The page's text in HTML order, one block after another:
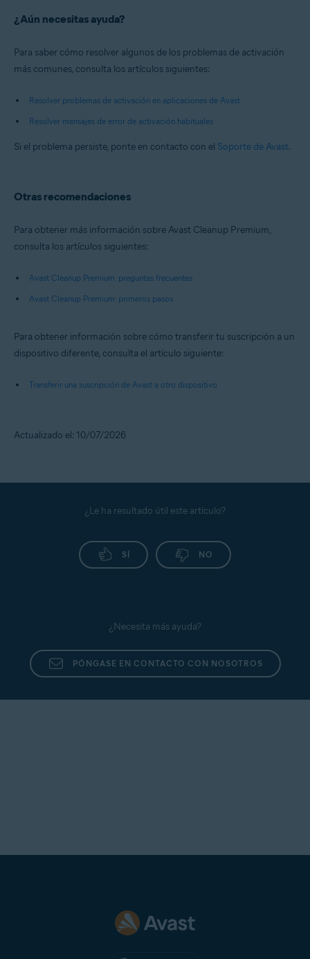
¿Aún necesitas ayuda?
Para saber cómo resolver algunos de los problemas de activación
más comunes, consulta los artículos siguientes:
Resolver problemas de activación en aplicaciones de Avast
Resolver mensajes de error de activación habituales
Si el problema persiste, ponte en contacto con el Soporte de Avast.
Otras recomendaciones
Para obtener más información sobre Avast Cleanup Premium,
consulta los artículos siguientes:
Avast Cleanup Premium: preguntas frecuentes
Avast Cleanup Premium: primeros pasos
Para obtener información sobre cómo transferir tu suscripción a un
dispositivo diferente, consulta el artículo siguiente:
Transferir una suscripción de Avast a otro dispositivo
Actualizado el: 10/07/2026
¿Le ha resultado útil este artículo?
SÍ NO
¿Necesita más ayuda?
PÓNGASE EN CONTACTO CON NOSOTROS